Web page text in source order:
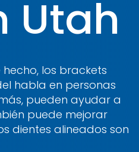
Utah
los brackets
habla en personas
pueden ayudar a
puede mejorar
dientes alineados son